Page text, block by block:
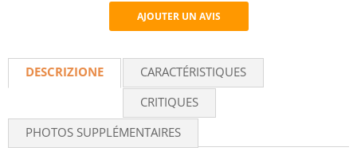
Recommend
AJOUTER UN AVIS
DESCRIZIONE
CARACTÉRISTIQUES
CRITIQUES
PHOTOS SUPPLÉMENTAIRES